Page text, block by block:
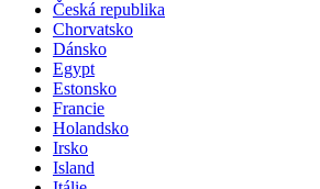
Česká republika
Chorvatsko
Dánsko
Egypt
Estonsko
Francie
Holandsko
Irsko
Island